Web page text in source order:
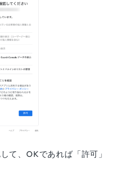
て、OKであれば「許可」